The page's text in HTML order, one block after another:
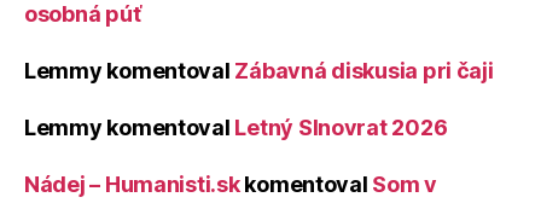
osobná púť
Lemmy komentoval Zábavná diskusia pri čaji
Lemmy komentoval Letný Slnovrat 2026
Nádej – Humanisti.skkomentoval Som v